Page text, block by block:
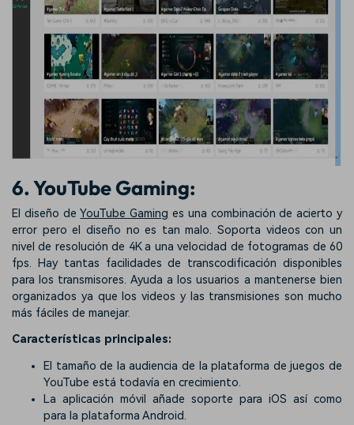
6. YouTube Gaming:
El diseño deYouTube Gaming es una combinación de acierto y
error pero el diseño no es tan malo. Soporta videos con un
nivel de resolución de 4K a una velocidad de fotogramas de 60
fps. Hay tantas facilidades de transcodificación disponibles
para los transmisores. Ayuda a los usuarios a mantenerse bien
organizados ya que los videos y las transmisiones son mucho
más fáciles de manejar.
Características principales:
El tamaño de la audiencia de la plataforma de juegos de
YouTube está todavía en crecimiento.
La aplicación móvil añade soporte para iOS así como
para la plataforma Android.